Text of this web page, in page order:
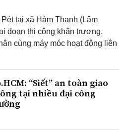
tại xã Hàm Thạnh (Lâm
đoạn thi công khẩn trương.
cùng máy móc hoạt động liên
“Siết” an toàn giao
tại nhiều đại công